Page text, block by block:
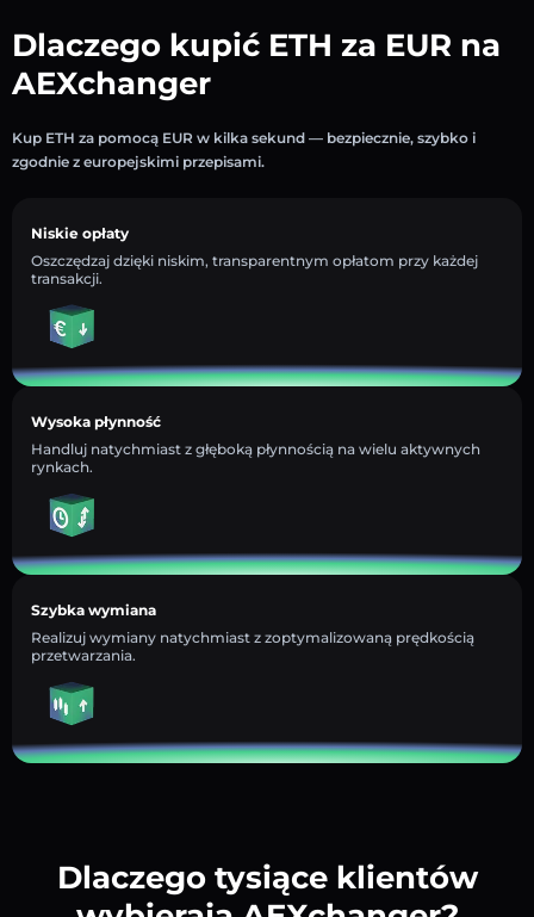
Dlaczego kupić ETH za EUR na
AEXchanger
Kup ETH za pomocą EUR w kilka sekund — bezpiecznie, szybko i
zgodnie z europejskimi przepisami.
Niskie opłaty
Oszczędzaj dzięki niskim, transparentnym opłatom przy każdej
transakcji.
Wysoka płynność
Handluj natychmiast z głęboką płynnością na wielu aktywnych
rynkach.
Szybka wymiana
Realizuj wymiany natychmiast z zoptymalizowaną prędkością
przetwarzania.
Dlaczego tysiące klientów